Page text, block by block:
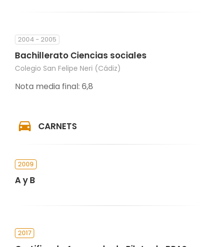
2004 - 2005
Bachillerato Ciencias sociales
Colegio San Felipe Neri (Cádiz)
Nota media final: 6,8
CARNETS
2009
A y B
2017